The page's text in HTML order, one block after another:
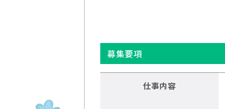
募集要項
仕事内容